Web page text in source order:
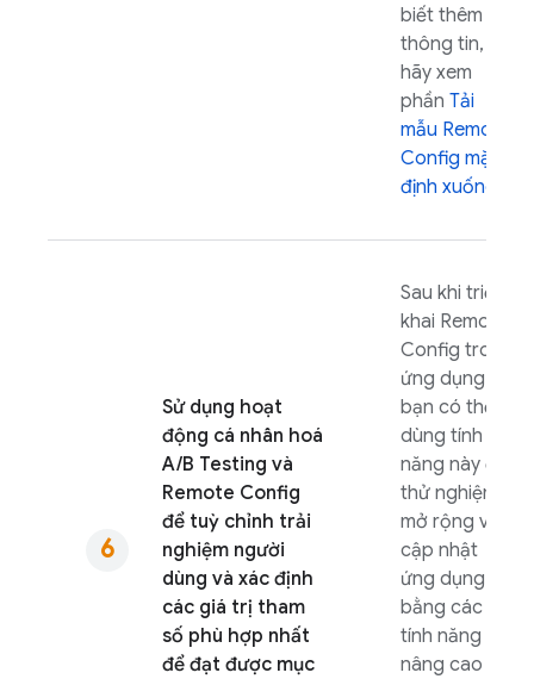
biết thêm
thông tin,
hãy xem
phần Tải
mẫu Remote
Config mặc
định xuống
Sử dụng hoạt
động cá nhân hoá
A/B Testing và
Remote Config
để tuỳ chỉnh trải
nghiệm người
dùng và xác định
các giá trị tham
số phù hợp nhất
để đạt được mục
Sau khi triển
khai Remote
Config trong
ứng dụng,
bạn có thể
dùng tính
năng này để
thử nghiệm,
mở rộng và
cập nhật
ứng dụng
bằng các
tính năng
nâng cao